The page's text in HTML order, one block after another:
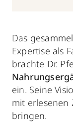
Das
Expertise als
brachte Dr.
ein. Seine
mit erlesenen
bringen.